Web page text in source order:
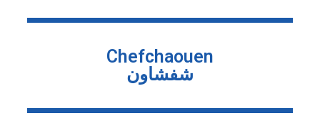
Chefchaouen
شفشاون